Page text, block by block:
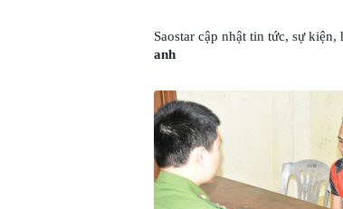
Saostar cập nhật tin tức, sự
anh